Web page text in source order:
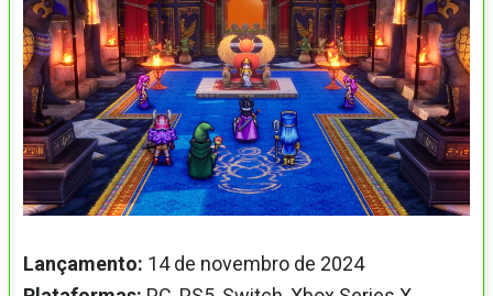
Lançamento: 14 de novembro de 2024